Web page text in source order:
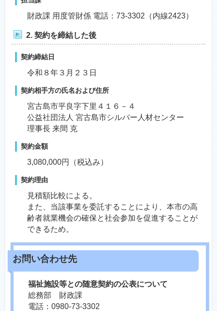
財政課 用度管財係 電話：73-3302（内線2423）
2. 契約を締結した後
契約締結日
令和８年３月２３日
契約相手方の氏名および住所
宮古島市平良字下里４１６－４
公益社団法人 宮古島市シルバー人材センター
理事長 来間 克
契約金額
3,080,000円（税込み）
契約理由
見積額比較による。
また、当該事業を委託することにより、本市の高
齢者就業機会の確保と社会参加を促進することが
できるため。
福祉施設等との随意契約の公表について
総務部 財政課
電話：0980-73-3302